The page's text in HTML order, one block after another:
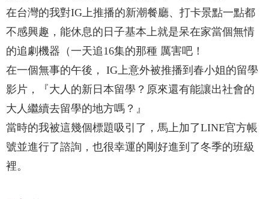
在台灣的我對IG上推播的新潮餐廳、打卡景點一點都
不感興趣，能休息的日子基本上就是呆在家當個無情
的追劇機器（一天追16集的那種 厲害吧！
在一個無事的午後， IG上意外被推播到春小姐的留學
影片，『大人的新日本留學？原來還有能讓出社會的
大人繼續去留學的地方嗎？』
當時的我被這幾個標題吸引了，馬上加了LINE官方帳
號並進行了諮詢，也很幸運的剛好進到了冬季的班級
裡。